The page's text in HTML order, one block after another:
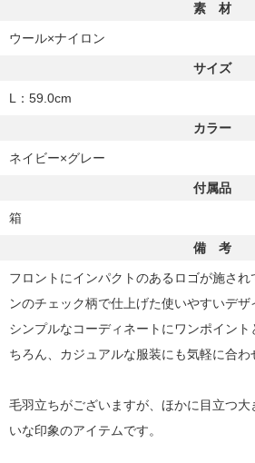
素 材
ウール×ナイロン
サイズ
L：59.0cm
カラー
ネイビー×グレー
付属品
箱
備 考
フロントにインパクトのあるロゴが施さ
ンのチェック柄で仕上げた使いやすいデザ
シンプルなコーディネートにワンポイン
ちろん、カジュアルな服装にも気軽に合わ
毛羽立ちがございますが、ほかに目立つ
いな印象のアイテムです。